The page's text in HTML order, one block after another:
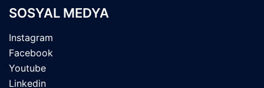
SOSYAL MEDYA
Instagram
Facebook
Youtube
Linkedin